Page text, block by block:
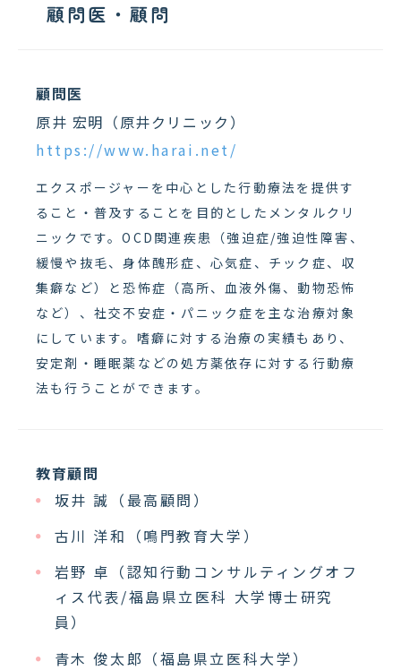
顧問医・顧問
顧問医
原井 宏明（原井クリニック）
https://www.harai.net/
エクスポージャーを中心とした行動療法を提供す
ること・普及することを目的としたメンタルクリ
ニックです。OCD関連疾患（強迫症/強迫性障害、
緩慢や抜毛、身体醜形症、心気症、チック症、収
集癖など）と恐怖症（高所、血液外傷、動物恐怖
など）、社交不安症・パニック症を主な治療対象
にしています。嗜癖に対する治療の実績もあり、
安定剤・睡眠薬などの処方薬依存に対する行動療
法も行うことができます。
教育顧問
坂井 誠（最高顧問）
古川 洋和（鳴門教育大学）
岩野 卓（認知行動コンサルティングオフ
ィス代表/福島県立医科 大学博士研究
員）
青木 俊太郎（福島県立医科大学）